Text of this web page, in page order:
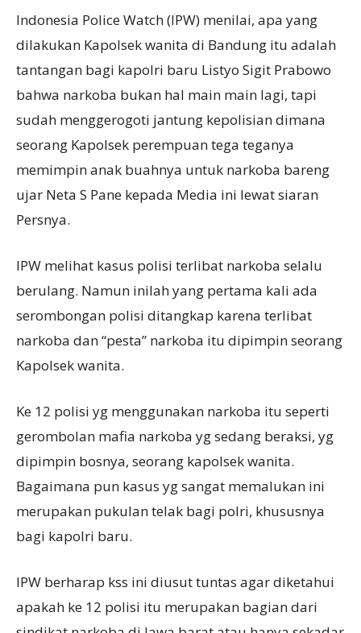
Indonesia Police Watch (IPW) menilai, apa yang
dilakukan Kapolsek wanita di Bandung itu adalah
tantangan bagi kapolri baru Listyo Sigit Prabowo
bahwa narkoba bukan hal main main lagi, tapi
sudah menggerogoti jantung kepolisian dimana
seorang Kapolsek perempuan tega teganya
memimpin anak buahnya untuk narkoba bareng
ujar Neta S Pane kepada Media ini lewat siaran
Persnya.
IPW melihat kasus polisi terlibat narkoba selalu
berulang. Namun inilah yang pertama kali ada
serombongan polisi ditangkap karena terlibat
narkoba dan “pesta” narkoba itu dipimpin seorang
Kapolsek wanita.
Ke 12 polisi yg menggunakan narkoba itu seperti
gerombolan mafia narkoba yg sedang beraksi, yg
dipimpin bosnya, seorang kapolsek wanita.
Bagaimana pun kasus yg sangat memalukan ini
merupakan pukulan telak bagi polri, khususnya
bagi kapolri baru.
IPW berharap kss ini diusut tuntas agar diketahui
apakah ke 12 polisi itu merupakan bagian dari